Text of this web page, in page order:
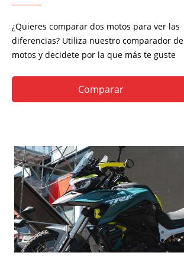
¿Quieres comparar dos motos para ver las
diferencias? Utiliza nuestro comparador de
motos y decidete por la que más te guste
Comparar